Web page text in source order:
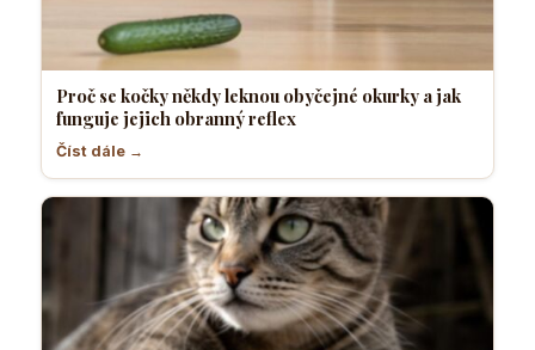
Proč se kočky někdy leknou obyčejné okurky a jak
funguje jejich obranný reflex
Číst dále →